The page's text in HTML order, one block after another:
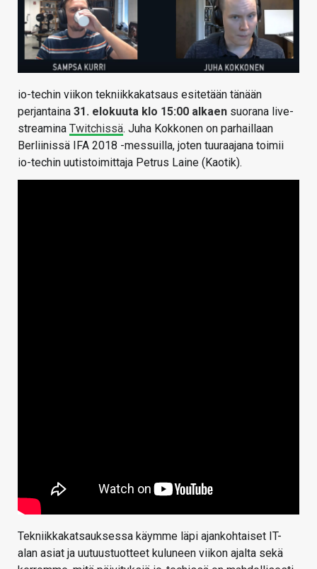
io-techin viikon tekniikkakatsaus esitetään tänään
perjantaina 31. elokuuta klo 15:00 alkaen suorana live-
streamina Twitchissä. Juha Kokkonen on parhaillaan
Berliinissä IFA 2018 -messuilla, joten tuuraajana toimii
io-techin uutistoimittaja Petrus Laine (Kaotik).
Tekniikkakatsauksessa käymme läpi ajankohtaiset IT-
alan asiat ja uutuustuotteet kuluneen viikon ajalta sekä